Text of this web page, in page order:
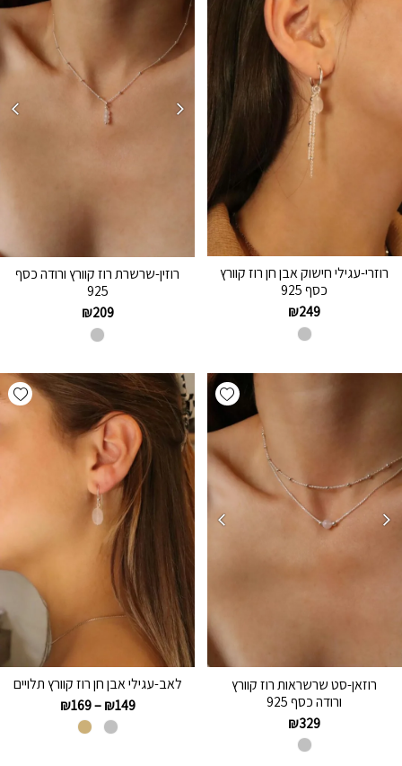
רוזרי-עגילי חישוק אבן חן רוז קוורץ
כסף 925
₪249
רוזין-שרשרת רוז קוורץ ורודה כסף
925
₪209
Add wishlist
רוזאן-סט שרשראות רוז קוורץ
ורודה כסף 925
₪329
לאב-עגילי אבן חן רוז קוורץ תלויים
₪149
–
₪169